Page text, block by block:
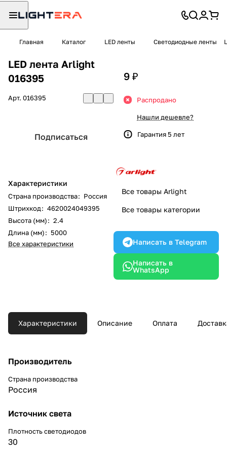
Главная Каталог LED ленты Светодиодные ленты
LED лента Arlight
016395
Арт. 016395
Подписаться
Характеристики
Страна производства: Россия
Штрихкод: 4620024049395
Высота (мм): 2.4
Длина (мм): 5000
Все характеристики
9 ₽
Распродано
Нашли дешевле?
Гарантия 5 лет
Все товары Arlight
Все товары категории
Написать в Telegram
Написать в
WhatsApp
Характеристики Описание Оплата
Производитель
Страна производства
Россия
Источник света
Плотность светодиодов
30